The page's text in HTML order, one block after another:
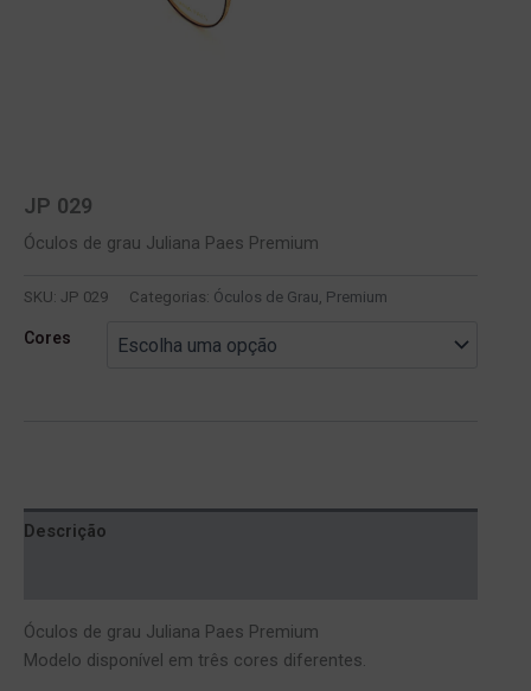
JP 029
Óculos de grau Juliana Paes Premium
SKU: JP 029 Categorias: Óculos de Grau Premium
Cores
Descrição
Óculos de grau Juliana Paes Premium
Modelo disponível em três cores diferentes.